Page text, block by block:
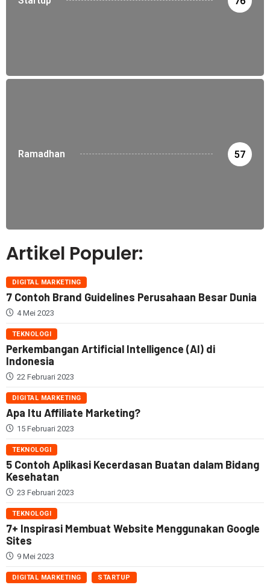
Ramadhan 57
Artikel Populer:
DIGITAL MARKETING
7 Contoh Brand Guidelines Perusahaan Besar Dunia
4 Mei 2023
TEKNOLOGI
Perkembangan Artificial Intelligence (AI) di
Indonesia
22 Februari 2023
DIGITAL MARKETING
Apa Itu Affiliate Marketing?
15 Februari 2023
TEKNOLOGI
5 Contoh Aplikasi Kecerdasan Buatan dalam Bidang
Kesehatan
23 Februari 2023
TEKNOLOGI
7+ Inspirasi Membuat Website Menggunakan Google
Sites
9 Mei 2023
DIGITAL MARKETING STARTUP